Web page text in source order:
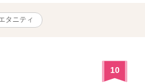
再会する。中学の頃から未だ燻る
は既に妻子がいて···。失恋し、傷
、明るい性格で友達が沢山いる。し
だけは、上手く喋ることが出来な
タニティ
10